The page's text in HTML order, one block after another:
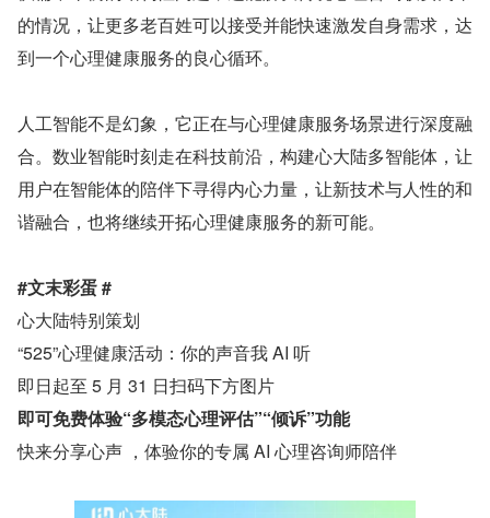
的情况，让更多老百姓可以接受并能快速激发自身需求，达
到一个心理健康服务的良心循环。
人工智能不是幻象，它正在与心理健康服务场景进行深度融
合。数业智能时刻走在科技前沿，构建心大陆多智能体，让
用户在智能体的陪伴下寻得内心力量，让新技术与人性的和
谐融合，也将继续开拓心理健康服务的新可能。
#文末彩蛋 #
心大陆特别策划
“525”心理健康活动：你的声音我 AI 听
即日起至 5 月 31 日扫码下方图片
即可免费体验“多模态心理评估”“倾诉”功能
快来分享心声 ，体验你的专属 AI 心理咨询师陪伴